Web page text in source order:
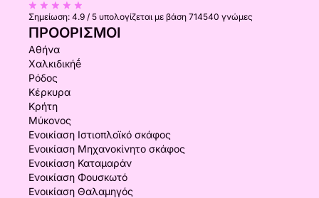
Σημείωση: 4.9 / 5 υπολογίζεται με βάση 714540 γνώμες
ΠΡΟΟΡΙΣΜΟΊ
Αθήνα
Χαλκιδικήḗ
Ρόδος
Κέρκυρα
Κρήτη
Μύκονος
Ενοικίαση Ιστιοπλοϊκό σκάφος
Ενοικίαση Μηχανοκίνητο σκάφος
Ενοικίαση Καταμαράν
Ενοικίαση Φουσκωτό
Ενοικίαση Θαλαμηγός